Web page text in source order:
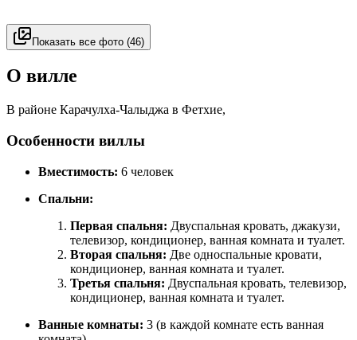
Показать все фото (46)
О вилле
В районе Карачулха-Чалыджа в Фетхие,
Особенности виллы
Вместимость: 6 человек
Спальни:
Первая спальня: Двуспальная кровать, джакузи,
телевизор, кондиционер, ванная комната и туалет.
Вторая спальня: Две односпальные кровати,
кондиционер, ванная комната и туалет.
Третья спальня: Двуспальная кровать, телевизор,
кондиционер, ванная комната и туалет.
Ванные комнаты: 3 (в каждой комнате есть ванная